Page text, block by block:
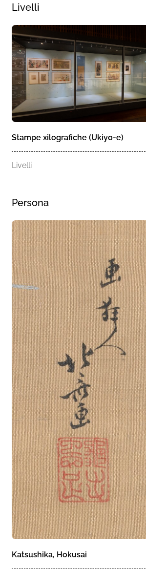
Livelli
Stampe xilografiche (Ukiyo-e)
Livelli
Persona
Katsushika, Hokusai